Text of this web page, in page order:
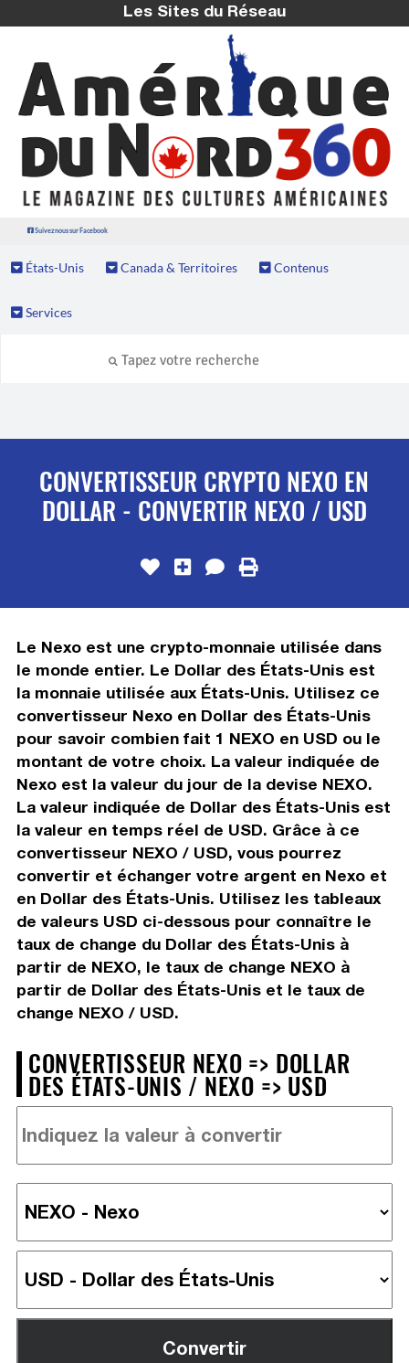
Les Sites du Réseau
Suivez nous sur Facebook
États-Unis Canada & Territoires Contenus
Services
CONVERTISSEUR CRYPTO NEXO EN
DOLLAR - CONVERTIR NEXO / USD
Le Nexo est une crypto-monnaie utilisée dans
le monde entier. Le Dollar des États-Unis est
la monnaie utilisée aux États-Unis. Utilisez ce
convertisseur Nexo en Dollar des États-Unis
pour savoir combien fait 1 NEXO en USD ou le
montant de votre choix. La valeur indiquée de
Nexo est la valeur du jour de la devise NEXO.
La valeur indiquée de Dollar des États-Unis est
la valeur en temps réel de USD. Grâce à ce
convertisseur NEXO / USD, vous pourrez
convertir et échanger votre argent en Nexo et
en Dollar des États-Unis. Utilisez les tableaux
de valeurs USD ci-dessous pour connaître le
taux de change du Dollar des États-Unis à
partir de NEXO, le taux de change NEXO à
partir de Dollar des États-Unis et le taux de
change NEXO / USD.
CONVERTISSEUR NEXO => DOLLAR
DES ÉTATS-UNIS / NEXO => USD